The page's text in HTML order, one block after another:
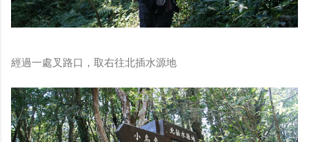
經過一處叉路口，取右往北插水源地